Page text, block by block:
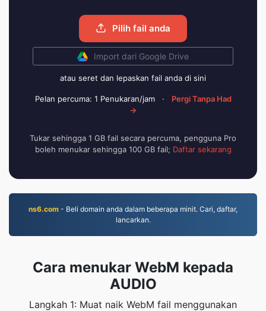
Pilih fail anda
Import dari Google Drive
atau seret dan lepaskan fail anda di sini
Pelan percuma: 1 Penukaran/jam ·
Pergi Tanpa Had
→
Tukar sehingga 1 GB fail secara percuma, pengguna Pro
boleh menukar sehingga 100 GB fail; Daftar sekarang
ns6.com - Beli domain anda dalam beberapa minit. Cari, daftar,
lancarkan.
Cara menukar WebM kepada
AUDIO
Langkah 1: Muat naik WebM fail menggunakan